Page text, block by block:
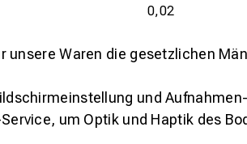
0,02
unsere Waren die gesetzlichen
und
um Optik und Haptik des